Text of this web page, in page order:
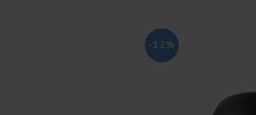
-12%